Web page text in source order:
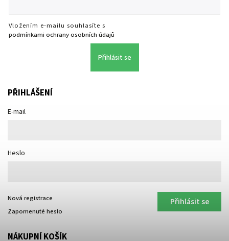
Vložením e-mailu souhlasíte s
podmínkami ochrany osobních údajů
Přihlásit se
PŘIHLÁŠENÍ
E-mail
Heslo
Přihlásit se
Nová registrace
Zapomenuté heslo
NÁKUPNÍ KOŠÍK